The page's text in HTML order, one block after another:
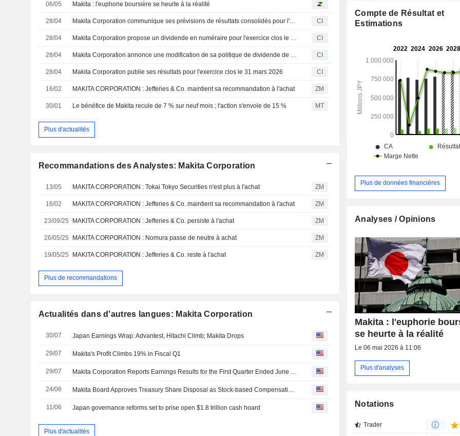
06/05 Makita : l'euphorie boursière se heurte à la réalité
28/04 Makita Corporation communique ses prévisions de résultats consolidés pour l'exercice clos le 31 mars 2027 CI
28/04 Makita Corporation propose un dividende en numéraire pour l'exercice clos le 31 mars 2026, payable le 25 juin 2026 ; annonce ses prévisions de dividende pour la période intérimaire de l'exercice 2027 CI
28/04 Makita Corporation annonce une modification de sa politique de dividende de base CI
28/04 Makita Corporation publie ses résultats pour l'exercice clos le 31 mars 2026 CI
16/02 MAKITA CORPORATION : Jefferies & Co. maintient sa recommandation à l'achat ZM
30/01 Le bénéfice de Makita recule de 7 % sur neuf mois ; l'action s'envole de 15 % MT
Plus d'actualités
Recommandations des Analystes: Makita Corporation
13/05 MAKITA CORPORATION : Tokai Tokyo Securities n'est plus à l'achat ZM
16/02 MAKITA CORPORATION : Jefferies & Co. maintient sa recommandation à l'achat ZM
23/09/25 MAKITA CORPORATION : Jefferies & Co. persiste à l'achat ZM
26/05/25 MAKITA CORPORATION : Nomura passe de neutre à achat ZM
19/05/25 MAKITA CORPORATION : Jefferies & Co. reste à l'achat ZM
Plus de recommandations
Actualités dans d'autres langues: Makita Corporation
30/07 Japan Earnings Wrap: Advantest, Hitachi Climb; Makita Drops
29/07 Makita's Profit Climbs 19% in Fiscal Q1
29/07
24/06
11/06 Japan governance reforms set to prise open $1.8 trillion cash hoard
Plus d'actualités
Compte de Résultat et
Estimations
Plus de données financières
Analyses / Opinions
Makita : l'euphorie
se heurte à la réalité
Le 06 mai 2026 à 11:06
Plus d'analyses
Notations
Trader